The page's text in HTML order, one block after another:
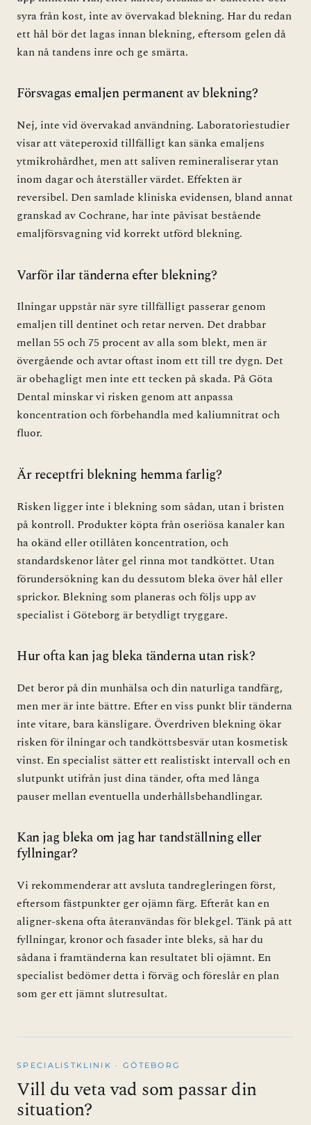
syra från kost, inte av övervakad blekning. Har du redan
ett hål bör det lagas innan blekning, eftersom gelen då
kan nå tandens inre och ge smärta.
Försvagas emaljen permanent av blekning?
Nej, inte vid övervakad användning. Laboratoriestudier
visar att väteperoxid tillfälligt kan sänka emaljens
ytmikrohårdhet, men att saliven remineraliserar ytan
inom dagar och återställer värdet. Effekten är
reversibel. Den samlade kliniska evidensen, bland annat
granskad av Cochrane, har inte påvisat bestående
emaljförsvagning vid korrekt utförd blekning.
Varför ilar tänderna efter blekning?
Ilningar uppstår när syre tillfälligt passerar genom
emaljen till dentinet och retar nerven. Det drabbar
mellan 55 och 75 procent av alla som blekt, men är
övergående och avtar oftast inom ett till tre dygn. Det
är obehagligt men inte ett tecken på skada. På Göta
Dental minskar vi risken genom att anpassa
koncentration och förbehandla med kaliumnitrat och
fluor.
Är receptfri blekning hemma farlig?
Risken ligger inte i blekning som sådan, utan i bristen
på kontroll. Produkter köpta från oseriösa kanaler kan
ha okänd eller otillåten koncentration, och
standardskenor låter gel rinna mot tandköttet. Utan
förundersökning kan du dessutom bleka över hål eller
sprickor. Blekning som planeras och följs upp av
specialist i Göteborg är betydligt tryggare.
Hur ofta kan jag bleka tänderna utan risk?
Det beror på din munhälsa och din naturliga tandfärg,
men mer är inte bättre. Efter en viss punkt blir tänderna
inte vitare, bara känsligare. Överdriven blekning ökar
risken för ilningar och tandköttsbesvär utan kosmetisk
vinst. En specialist sätter ett realistiskt intervall och en
slutpunkt utifrån just dina tänder, ofta med långa
pauser mellan eventuella underhållsbehandlingar.
Kan jag bleka om jag har tandställning eller
fyllningar?
Vi rekommenderar att avsluta tandregleringen först,
eftersom fästpunkter ger ojämn färg. Efteråt kan en
aligner-skena ofta återanvändas för blekgel. Tänk på att
fyllningar, kronor och fasader inte bleks, så har du
sådana i framtänderna kan resultatet bli ojämnt. En
specialist bedömer detta i förväg och föreslår en plan
som ger ett jämnt slutresultat.
SPECIALISTKLINIK · GÖTEBORG
Vill du veta vad som passar din
situation?